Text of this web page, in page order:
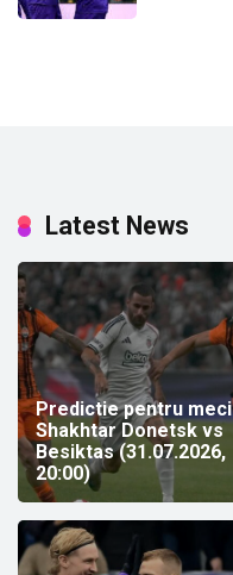
Latest News
Predictie pentru meci
Shakhtar Donetsk vs
Besiktas (31.07.2026,
20:00)